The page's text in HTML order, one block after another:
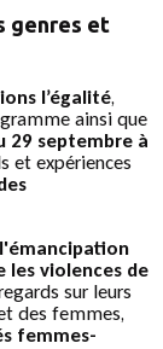
genres et
l’égalité,
ainsi que
29 septembre à
et expériences
l'émancipation
les violences de
sur leurs
des femmes,
femmes-